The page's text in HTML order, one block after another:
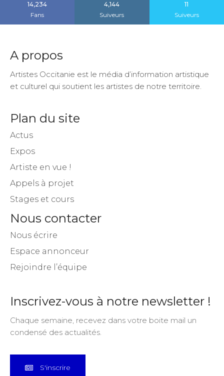
14,234
Fans
4,144
Suiveurs
11
Suiveurs
A propos
Artistes Occitanie est le média d’information artistique
et culturel qui soutient les artistes de notre territoire.
Plan du site
Actus
Expos
Artiste en vue !
Appels à projet
Stages et cours
Nous contacter
Nous écrire
Espace annonceur
Rejoindre l’équipe
Inscrivez-vous à notre newsletter !
Chaque semaine, recevez dans votre boite mail un
condensé des actualités.
S'inscrire